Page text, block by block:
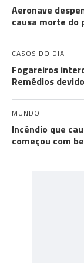
Aeronave
causa morte do
CASOS DO DIA
Fogareiros
Remédios
MUNDO
Incêndio que
começou com